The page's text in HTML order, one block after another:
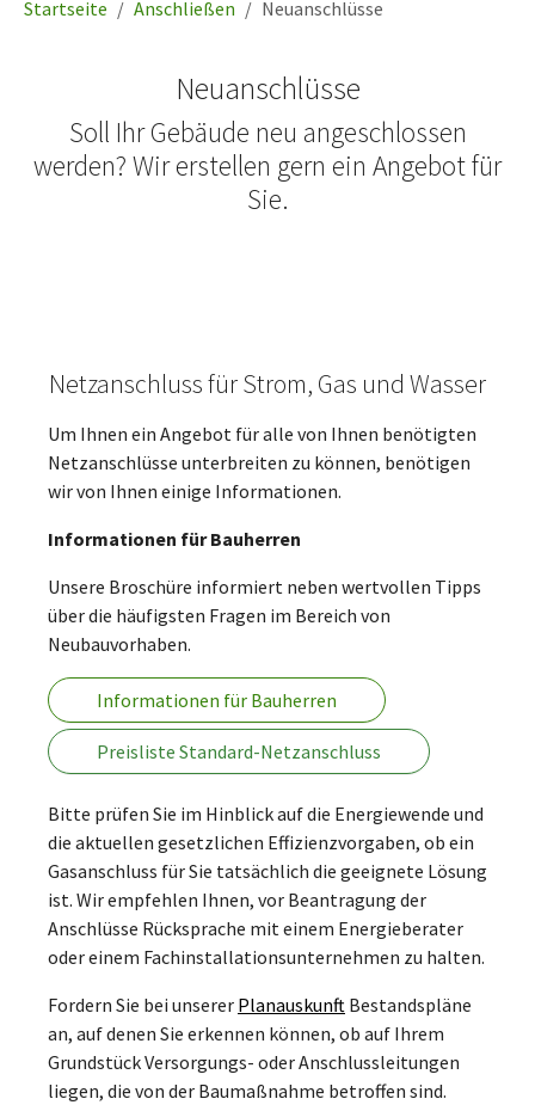
Startseite Anschließen Neuanschlüsse
Neuanschlüsse
Soll Ihr Gebäude neu angeschlossen
werden? Wir erstellen gern ein Angebot für
Sie.
Netzanschluss für Strom, Gas und Wasser
Um Ihnen ein Angebot für alle von Ihnen benötigten
Netzanschlüsse unterbreiten zu können, benötigen
wir von Ihnen einige Informationen.
Informationen für Bauherren
Unsere Broschüre informiert neben wertvollen Tipps
über die häufigsten Fragen im Bereich von
Neubauvorhaben.
Informationen für Bauherren
Preisliste Standard-Netzanschluss
Bitte prüfen Sie im Hinblick auf die Energiewende und
die aktuellen gesetzlichen Effizienzvorgaben, ob ein
Gasanschluss für Sie tatsächlich die geeignete Lösung
ist. Wir empfehlen Ihnen, vor Beantragung der
Anschlüsse Rücksprache mit einem Energieberater
oder einem Fachinstallationsunternehmen zu halten.
Fordern Sie bei unserer Planauskunft Bestandspläne
an, auf denen Sie erkennen können, ob auf Ihrem
Grundstück Versorgungs- oder Anschlussleitungen
liegen, die von der Baumaßnahme betroffen sind.